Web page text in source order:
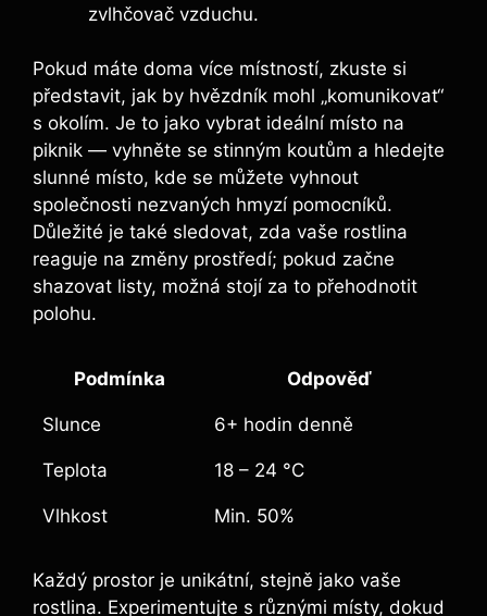
zvlhčovač vzduchu.
Pokud máte doma více místností, zkuste si
představit, jak by hvězdník mohl „komunikovat“
s okolím. Je to jako vybrat ideální místo na
piknik — vyhněte se stinným koutům a hledejte
slunné místo, kde se můžete vyhnout
společnosti nezvaných hmyzí pomocníků.
Důležité je také sledovat, zda vaše rostlina
reaguje na změny prostředí; pokud začne
shazovat listy, možná stojí za to přehodnotit
polohu.
Podmínka Odpověď
Slunce 6+ hodin denně
Teplota 18 – 24 °C
Vlhkost Min. 50%
Každý prostor je unikátní, stejně jako vaše
rostlina. Experimentujte s různými místy, dokud